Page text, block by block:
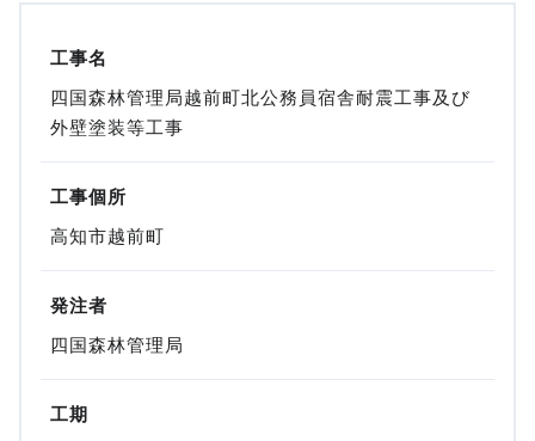
工事名
四国森林管理局越前町北公務員宿舎耐震工事及び
外壁塗装等工事
工事個所
高知市越前町
発注者
四国森林管理局
工期